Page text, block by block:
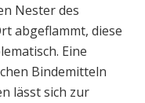
Nester des
abgeflammt, diese
Eine
Bindemitteln
lässt sich zur